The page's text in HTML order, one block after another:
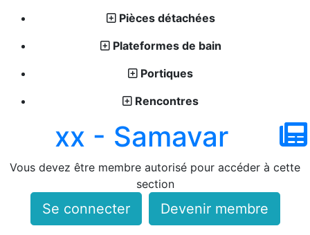
Pièces détachées
Plateformes de bain
Portiques
Rencontres
xx - Samavar
Vous devez être membre autorisé pour accéder à cette
section
Se connecter Devenir membre